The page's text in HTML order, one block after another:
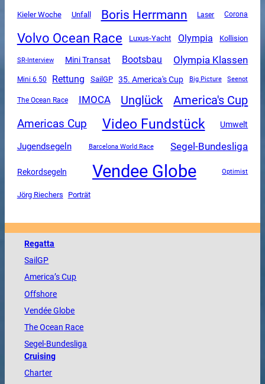
Kieler Woche Unfall Boris Herrmann Laser Corona
Volvo Ocean Race Luxus-Yacht Olympia Kollision
SR-Interview Mini Transat Bootsbau Olympia Klassen
Mini 6.50 Rettung SailGP 35. America's Cup Big Picture Seenot
The Ocean Race IMOCA Unglück America's Cup
Americas Cup Video Fundstück Umwelt
Jugendsegeln Barcelona World Race Segel-Bundesliga
Rekordsegeln Vendee Globe Optimist
Jörg Riechers Porträt
Regatta
SailGP
America’s Cup
Offshore
VendéeGlobe
TheOcean Race
Segel-Bundesliga
Cruising
Charter